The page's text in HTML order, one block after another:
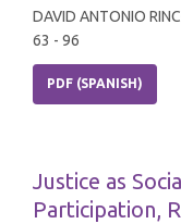
DAVID ANTONIO
63 - 96
PDF (SPANISH)
Justice as
Participation,